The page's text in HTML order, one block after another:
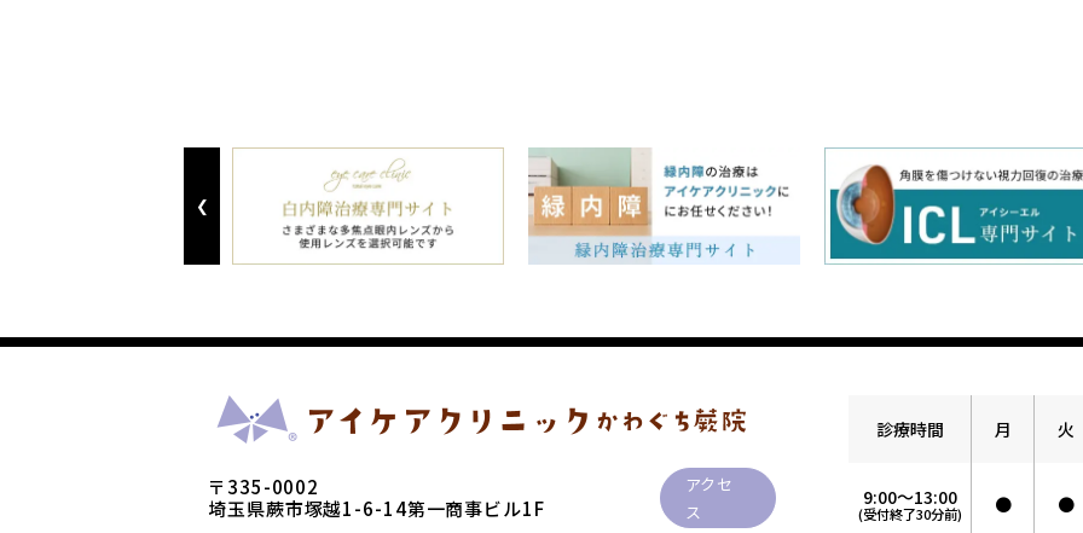
Previous
〒335-0002
埼玉県蕨市塚越1-6-14第一商事ビル1F
アクセ
ス
診療時間 月 火
9:00～13:00
(受付終了30分前) ● ●